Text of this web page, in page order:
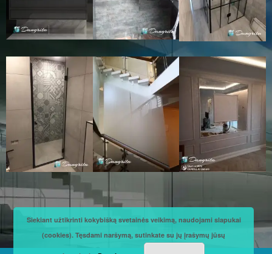
Siekiant užtikrinti kokybišką svetainės veikimą, naudojami slapukai
(cookies). Tęsdami naršymą, sutinkate su jų įrašymų jūsų